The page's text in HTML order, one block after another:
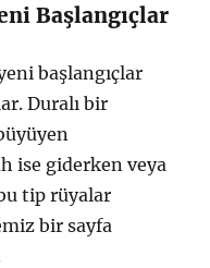
Başlangıçlar
başlangıçlar
Duralı bir
ise giderken veya
tip rüyalar
bir sayfa